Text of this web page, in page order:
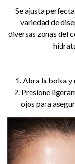
Se ajusta
variedad de
diversas zonas del
1. Abra la bolsa
2. Presione
ojos para